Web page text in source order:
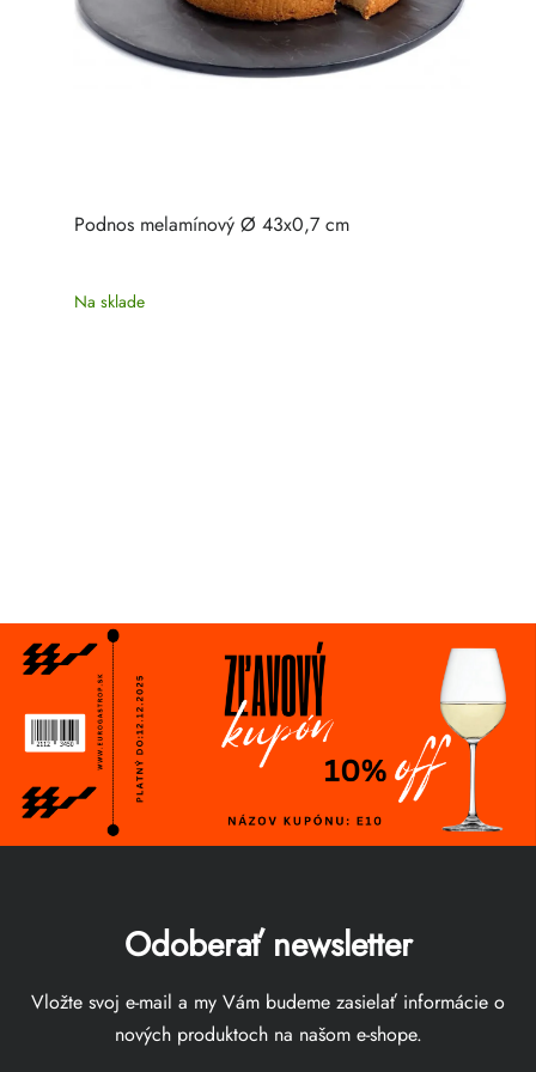
Podnos melamínový Ø 43x0,7 cm
Na sklade
Odoberať newsletter
Vložte svoj e-mail a my Vám budeme zasielať informácie o
nových produktoch na našom e-shope.